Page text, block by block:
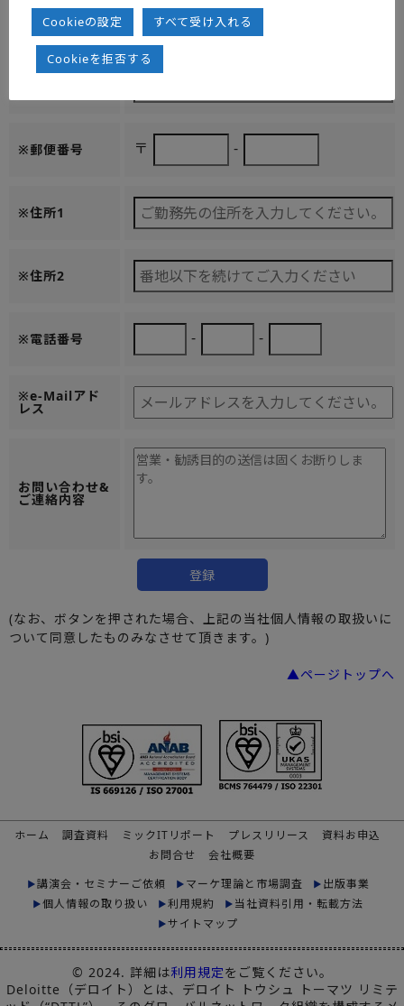
お役職名
※郵便番号 〒 -
※住所1
※住所2
※電話番号 - -
※e-Mailアド
レス
お問い合わせ&
ご連絡内容
(なお、ボタンを押された場合、上記の当社個人情報の取扱いに
ついて同意したものみなさせて頂きます。)
▲ページトップへ
Cookieの設定 すべて受け入れる
Cookieを拒否する
ホーム 調査資料 ミックITリポート プレスリリース
資料お申込
お問合せ
会社概要
講演会・セミナーご依頼
マーケ理論と市場調査
出版事業
個人情報の取り扱い
利用規約
当社資料引用・転載方法
サイトマップ
© 2024. 詳細は利用規定をご覧ください。
Deloitte（デロイト）とは、デロイト トウシュ トーマツ リミテ